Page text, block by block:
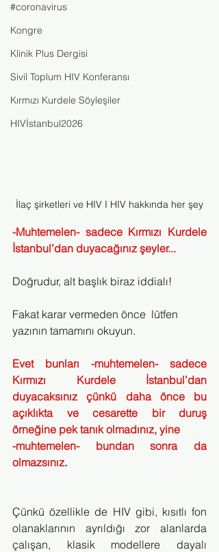
#coronavirus
Kongre
Klinik Plus Dergisi
Sivil Toplum HIV Konferansı
Kırmızı Kurdele Söyleşiler
HIVİstanbul2026
İlaç şirketleri ve HIV I HIV hakkında her şey
-Muhtemelen- sadece Kırmızı Kurdele
İstanbul’dan duyacağınız şeyler...
Doğrudur, alt başlık biraz iddialı!
Fakat karar vermeden önce  lütfen
yazının tamamını okuyun.
Evet bunları -muhtemelen- sadece
Kırmızı Kurdele İstanbul’dan
duyacaksınız çünkü daha önce bu
açıklıkta ve cesarette bir duruş
örneğine pek tanık olmadınız, yine
-muhtemelen- bundan sonra da
olmazsınız.
Çünkü özellikle de HIV gibi, kısıtlı fon
olanaklarının ayrıldığı zor alanlarda
çalışan, klasik modellere dayalı